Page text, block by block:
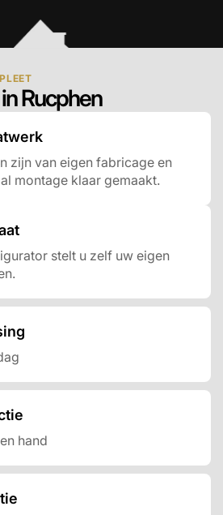
Rucphen
zijn van eigen fabricage en
montage klaar gemaakt.
stelt u zelf uw eigen
hand